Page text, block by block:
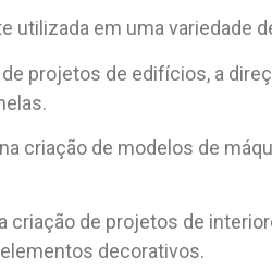
utilizada em uma variedade
projetos de edifícios, a
criação de modelos de
criação de projetos de
decorativos.